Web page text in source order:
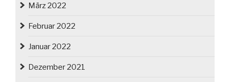
März 2022
Februar 2022
Januar 2022
Dezember 2021